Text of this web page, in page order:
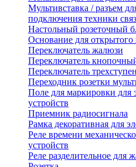
Мультивставка / разъем
подключения техники
Настольный розеточный
Основание для открытого
Переключатель жалюзи
Переключатель
Переключатель
Переходник розетки
Поле для маркировки для
устройств
Приемник радиосигнала
Рамка декоративная для
Реле времени
устройств
Реле разделительное для